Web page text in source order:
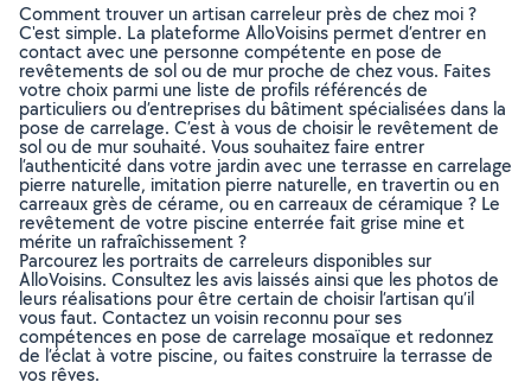
Comment trouver un artisan carreleur près de chez moi ?
C'est simple. La plateforme AlloVoisins permet d’entrer en
contact avec une personne compétente en pose de
revêtements de sol ou de mur proche de chez vous. Faites
votre choix parmi une liste de profils référencés de
particuliers ou d’entreprises du bâtiment spécialisées dans la
pose de carrelage. C’est à vous de choisir le revêtement de
sol ou de mur souhaité. Vous souhaitez faire entrer
l’authenticité dans votre jardin avec une terrasse en carrelage
pierre naturelle, imitation pierre naturelle, en travertin ou en
carreaux grès de cérame, ou en carreaux de céramique ? Le
revêtement de votre piscine enterrée fait grise mine et
mérite un rafraîchissement ?
Parcourez les portraits de carreleurs disponibles sur
AlloVoisins. Consultez les avis laissés ainsi que les photos de
leurs réalisations pour être certain de choisir l’artisan qu’il
vous faut. Contactez un voisin reconnu pour ses
compétences en pose de carrelage mosaïque et redonnez
de l’éclat à votre piscine, ou faites construire la terrasse de
vos rêves.